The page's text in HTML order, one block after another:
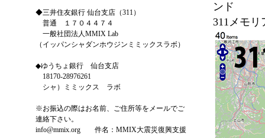
◆三井住友銀行 仙台支店（311）
普通 １７０４４７４
一般社団法人MMIX Lab
（イッパンシャダンホウジンミミックスラボ）
◆ゆうちょ銀行 仙台支店
18170-28976261
シャ）ミミックス ラボ
※お振込の際はお名前、ご住所等をメールでご
連絡下さい。
info@mmix.org 件名：MMIX大震災復興支援
ンド
311メモ